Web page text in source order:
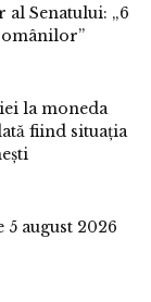
al Senatului: „6
la moneda
fiind situația
august 2026